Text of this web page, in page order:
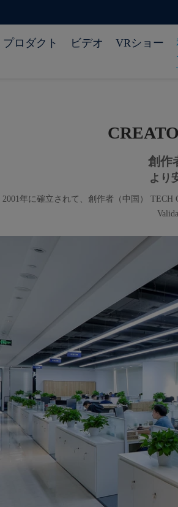
プロダクト ビデオ VRショー
創作
より
2001年に確立されて、創作者（中国）